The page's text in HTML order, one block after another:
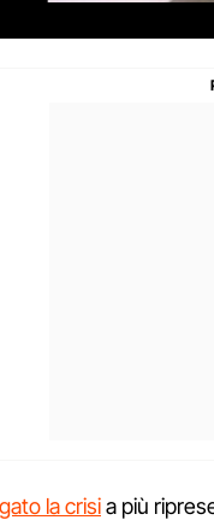
la crisia più